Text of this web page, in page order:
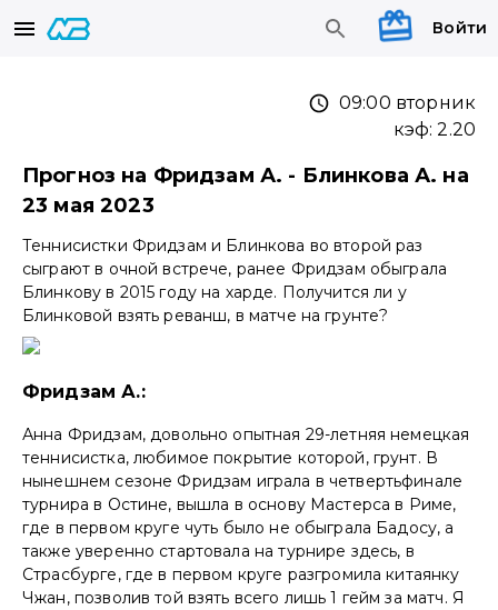
Войти
09:00 вторник
кэф:2.20
Прогноз на Фридзам А. - Блинкова А. на
23 мая 2023
Теннисистки Фридзам и Блинкова во второй раз
сыграют в очной встрече, ранее Фридзам обыграла
Блинкову в 2015 году на харде. Получится ли у
Блинковой взять реванш, в матче на грунте?
Фридзам А.:
Анна Фридзам, довольно опытная 29-летняя немецкая
теннисистка, любимое покрытие которой, грунт. В
нынешнем сезоне Фридзам играла в четвертьфинале
турнира в Остине, вышла в основу Мастерса в Риме,
где в первом круге чуть было не обыграла Бадосу, а
также уверенно стартовала на турнире здесь, в
Страсбурге, где в первом круге разгромила китаянку
Чжан, позволив той взять всего лишь 1 гейм за матч. Я